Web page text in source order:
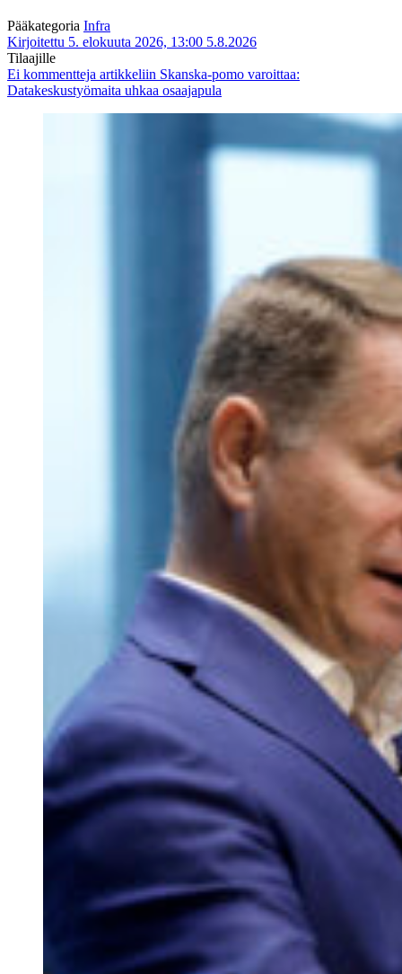
Pääkategoria Infra
Kirjoitettu 5. elokuuta 2026, 13:00 5.8.2026
Tilaajille
Ei kommentteja artikkeliin Skanska-pomo varoittaa:
Datakeskustyömaita uhkaa osaajapula